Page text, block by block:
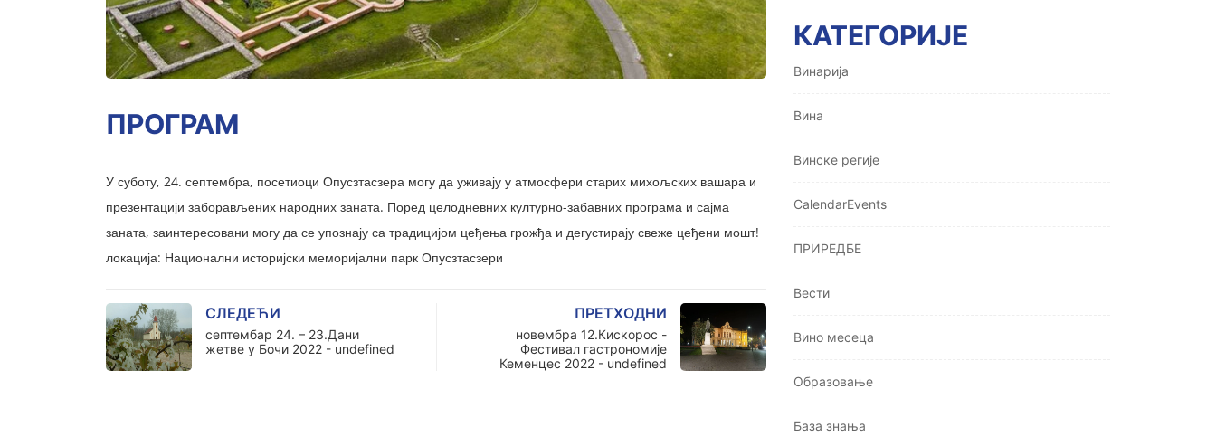
ПРОГРАМ
У суботу, 24. септембра, посетиоци Опусзтасзера могу да уживају у атмосфери старих михољских вашара и
презентацији заборављених народних заната. Поред целодневних културно-забавних програма и сајма
заната, заинтересовани могу да се упознају са традицијом цеђења грожђа и дегустирају свеже цеђени мошт!
локација: Национални историјски меморијални парк Опусзтасзери
СЛЕДЕЋИ
септембар 24. – 23.Дани
жетве у Бочи 2022 - undefined
ПРЕТХОДНИ
новембра 12.Кискорос -
Фестивал гастрономије
Кеменцес 2022 - undefined
КАТЕГОРИЈЕ
Винарија
Вина
Винске регије
CalendarEvents
ПРИРЕДБЕ
Вести
Вино месеца
Oбразовање
База знања